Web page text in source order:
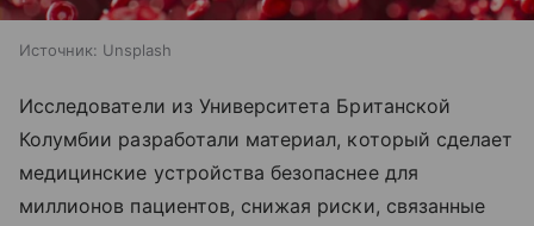
Источник: Unsplash
Исследователи из Университета Британской
Колумбии разработали материал, который сделает
медицинские устройства безопаснее для
миллионов пациентов, снижая риски, связанные